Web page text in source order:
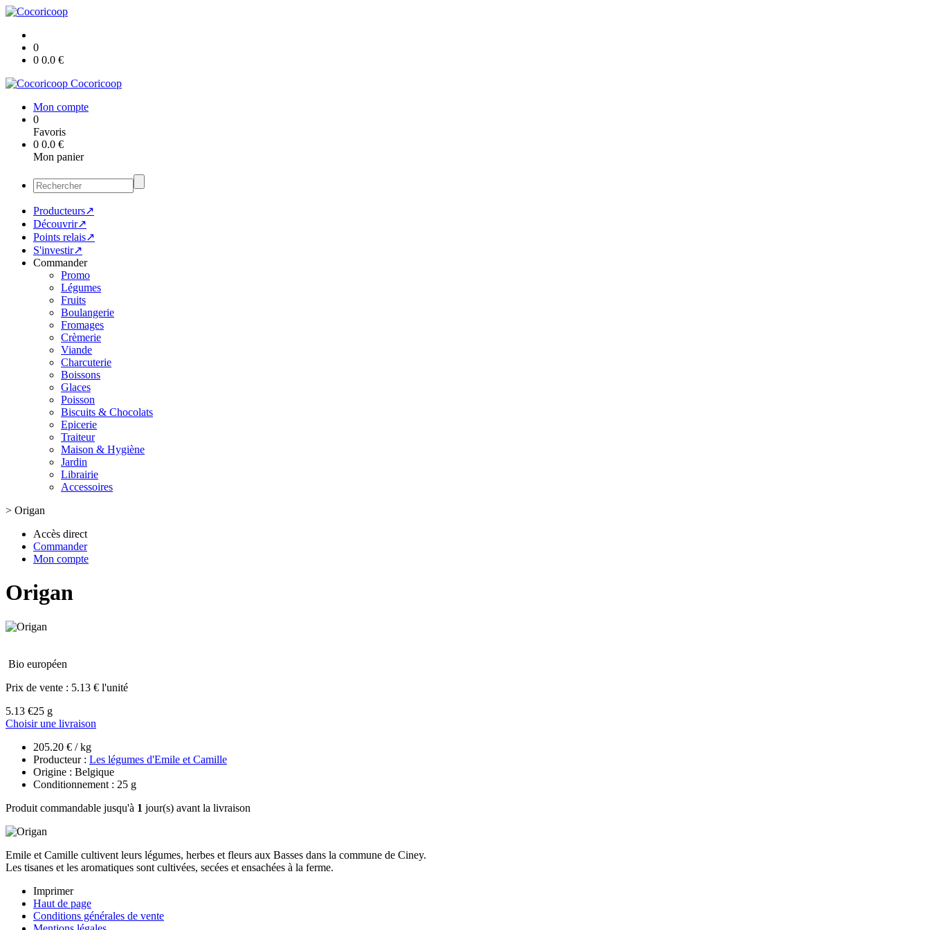
0
0 0.0 €
Cocoricoop
Mon compte
0
Favoris
0 0.0 €
Mon panier
Producteurs↗
Découvrir↗
Points relais↗
S'investir↗
Commander
Promo
Légumes
Fruits
Boulangerie
Fromages
Crèmerie
Viande
Charcuterie
Boissons
Glaces
Poisson
Biscuits & Chocolats
Epicerie
Traiteur
Maison & Hygiène
Jardin
Librairie
Accessoires
> Origan
Accès direct
Commander
Mon compte
Origan
Bio européen
Prix de vente : 5.13 € l'unité
5.13 €25 g
Choisir une livraison
205.20 € / kg
Producteur : Les légumes d'Emile et Camille
Origine : Belgique
Conditionnement : 25 g
Produit commandable jusqu'à 1 jour(s) avant la livraison
Emile et Camille cultivent leurs légumes, herbes et fleurs aux Basses dans la commune de Ciney.
Les tisanes et les aromatiques sont cultivées, secées et ensachées à la ferme.
Imprimer
Haut de page
Conditions générales de vente